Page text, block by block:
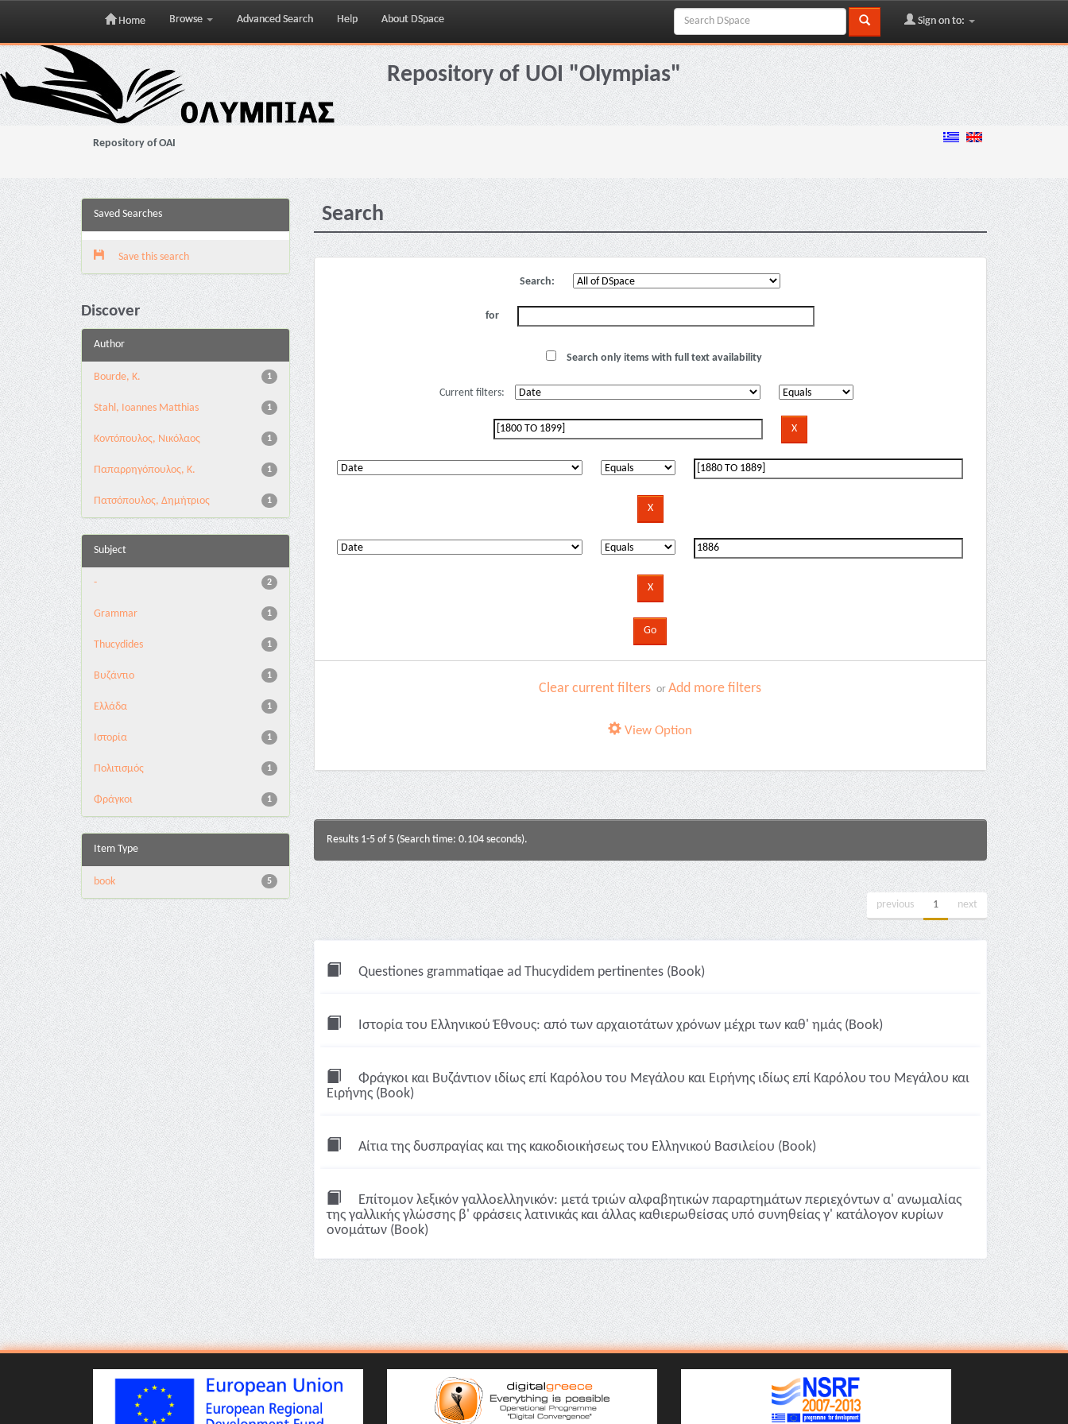
Skip
navigation
Home Browse Advanced Search Help About DSpace Sign on to:
Repository of UOI "Olympias"
Repository of OAI
Saved Searches
Save this search
Discover
Author
1
Bourde, K.
1
Stahl, Ioannes Matthias
1
Κοντόπουλος, Νικόλαος
1
Παπαρρηγόπουλος, Κ.
1
Πατσόπουλος, Δημήτριος
Subject
2
-
1
Grammar
1
Thucydides
1
Βυζάντιο
1
Ελλάδα
1
Ιστορία
1
Πολιτισμός
1
Φράγκοι
Item Type
5
book
Search
Search:
for
Search only items with full text availability
Current filters:
Clear current filters orAdd more filters
View Option
Results 1-5 of 5 (Search time: 0.104 seconds).
previous 1 next
Questiones grammatiqae ad Thucydidem pertinentes (Book)
Ιστορία του Ελληνικού Έθνους: από των αρχαιοτάτων χρόνων μέχρι των καθ' ημάς (Book)
Φράγκοι και Βυζάντιον ιδίως επί Καρόλου του Μεγάλου και Ειρήνης ιδίως επί Καρόλου του Μεγάλου και
Ειρήνης (Book)
Αίτια της δυσπραγίας και της κακοδιοικήσεως του Ελληνικού Βασιλείου (Book)
Επίτομον λεξικόν γαλλοελληνικόν: μετά τριών αλφαβητικών παραρτημάτων περιεχόντων α' ανωμαλίας
της γαλλικής γλώσσης β' φράσεις λατινικάς και άλλας καθιερωθείσας υπό συνηθείας γ' κατάλογον κυρίων
ονομάτων (Book)